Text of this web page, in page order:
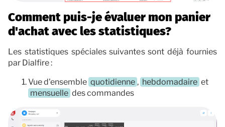
Comment puis-je évaluer mon panier
d'achat avec les statistiques?
Les statistiques spéciales suivantes sont déjà fournies
par Dialfire :
Vue d'ensemble quotidienne , hebdomadaire et
mensuelle des commandes